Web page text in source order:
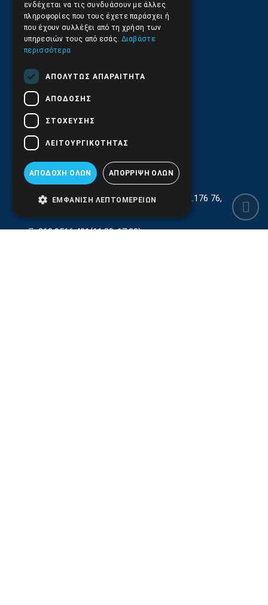
Αποστολές και Πληρωμές
Επιστροφές και Ακυρώσεις
Γεωργίου Κρέμου 13-17, Καλλιθέα, Τ.Κ.176 76,
210.9566.401(11.30-17.00)
ενδέχεται να τις συνδυάσουν με άλλες
πληροφορίες που τους έχετε παράσχει ή
που έχουν συλλέξει από τη χρήση των
υπηρεσιών τους από εσάς. Διαβάστε
περισσότερα
ΑΠΟΛΎΤΩΣ ΑΠΑΡΑΊΤΗΤΑ
ΑΠΌΔΟΣΗΣ
ΣΤΌΧΕΥΣΗΣ
ΛΕΙΤΟΥΡΓΙΚΌΤΗΤΑΣ
ΑΠΟΔΟΧΉ ΌΛΩΝ ΑΠΌΡΡΙΨΗ ΌΛΩΝ
ΕΜΦΆΝΙΣΗ ΛΕΠΤΟΜΕΡΕΙΏΝ